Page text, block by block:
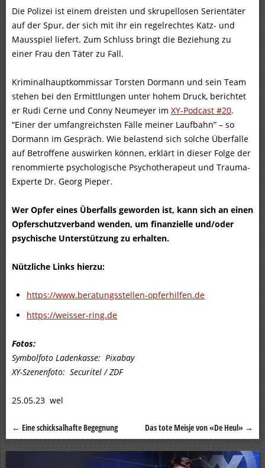
Die Polizei ist einem dreisten und skrupellosen Serientäter
auf der Spur, der sich mit ihr ein regelrechtes Katz- und
Mausspiel liefert. Zum Schluss bringt die Beziehung zu
einer Frau den Täter zu Fall.
Kriminalhauptkommissar Torsten Dormann und sein Team
stehen bei den Ermittlungen unter hohem Druck, berichtet
er Rudi Cerne und Conny Neumeyer im XY-Podcast #20.
“Einer der umfangreichsten Fälle meiner Laufbahn” – so
Dormann im Gespräch. Wie belastend sich solche Überfälle
auf Betroffene auswirken können, erklärt in dieser Folge der
renommierte psychologische Psychotherapeut und Trauma-
Experte Dr. Georg Pieper.
Wer Opfer eines Überfalls geworden ist, kann sich an einen
Opferschutzverband wenden, um finanzielle und/oder
psychische Unterstützung zu erhalten.
Nützliche Links hierzu:
https://www.beratungsstellen-opferhilfen.de
https://weisser-ring.de
Fotos:
Symbolfoto Ladenkasse: Pixabay
XY-Szenenfoto: Securitel / ZDF
25.05.23 wel
Beitragsnavigation
← Eine schicksalhafte Begegnung Das tote Meisje von «De Heul» →